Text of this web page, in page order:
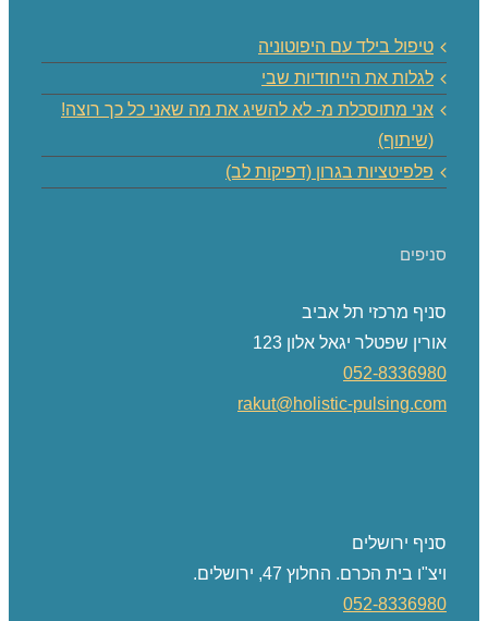
טיפול בילד עם היפוטוניה
לגלות את הייחודיות שבי
אני מתוסכלת מ- לא להשיג את מה שאני כל כך רוצה!
(שיתוף)
פלפיטציות בגרון (דפיקות לב)
סניפים
סניף מרכזי תל אביב
אורין שפטלר יגאל אלון 123
052-8336980
rakut@holistic-pulsing.com
סניף ירושלים
ויצ"ו בית הכרם. החלוץ 47, ירושלים.
052-8336980